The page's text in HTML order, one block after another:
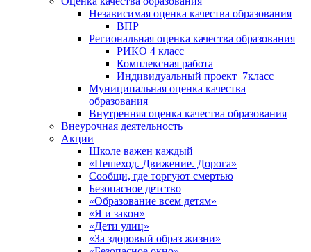
Независимая оценка качества образования
ВПР
Региональная оценка качества образования
РИКО 4 класс
Комплексная работа
Индивидуальный проект_7класс
Муниципальная оценка качества
образования
Внутренняя оценка качества образования
Внеурочная деятельность
Акции
Школе важен каждый
«Пешеход. Движение. Дорога»
Сообщи, где торгуют смертью
Безопасное детство
«Образование всем детям»
«Я и закон»
«Дети улиц»
«За здоровый образ жизни»